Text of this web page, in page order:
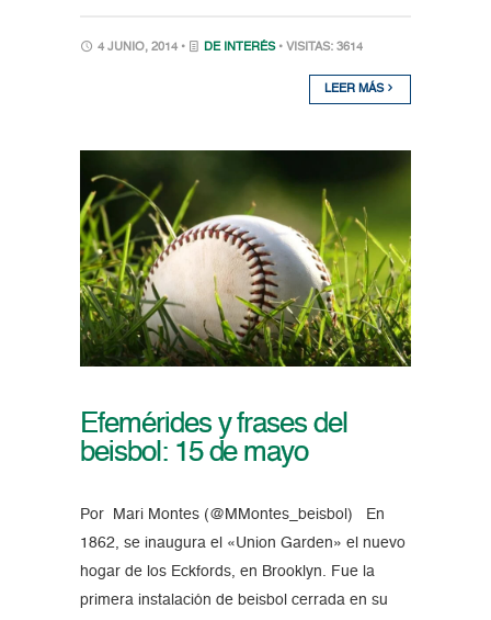
4 JUNIO, 2014 • DE INTERÉS • VISITAS: 3614
LEER MÁS
Efemérides y frases del
beisbol: 15 de mayo
Por Mari Montes (@MMontes_beisbol) En
1862, se inaugura el «Union Garden» el nuevo
hogar de los Eckfords, en Brooklyn. Fue la
primera instalación de beisbol cerrada en su